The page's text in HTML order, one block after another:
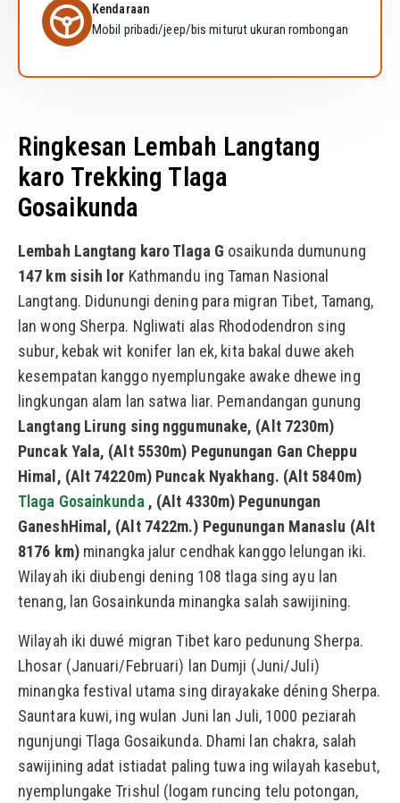
Kendaraan
Mobil pribadi/jeep/bis miturut ukuran rombongan
Ringkesan Lembah Langtang
karo Trekking Tlaga
Gosaikunda
Lembah Langtang karoTlaga G osaikunda dumunung
147 km sisih lor Kathmandu ing Taman Nasional
Langtang. Didunungi dening para migran Tibet, Tamang,
lan wong Sherpa. Ngliwati alas Rhododendron sing
subur, kebak wit konifer lan ek, kita bakal duwe akeh
kesempatan kanggo nyemplungake awake dhewe ing
lingkungan alam lan satwa liar. Pemandangan gunung
Langtang Lirung sing nggumunake, (Alt 7230m)
Puncak Yala, (Alt 5530m) Pegunungan Gan Cheppu
Himal, (Alt 74220m) Puncak Nyakhang. (Alt 5840m)
Tlaga Gosainkunda, (Alt 4330m) Pegunungan
GaneshHimal, (Alt 7422m.) Pegunungan Manaslu (Alt
8176 km)minangka jalur cendhak kanggo lelungan iki.
Wilayah iki diubengi dening 108 tlaga sing ayu lan
tenang, lan Gosainkunda minangka salah sawijining.
Wilayah iki duwé migran Tibet karo pedunung Sherpa.
Lhosar (Januari/Februari) lan Dumji (Juni/Juli)
minangka festival utama sing dirayakake déning Sherpa.
Sauntara kuwi, ing wulan Juni lan Juli, 1000 peziarah
ngunjungi Tlaga Gosaikunda. Dhami lan chakra, salah
sawijining adat istiadat paling tuwa ing wilayah kasebut,
nyemplungake Trishul (logam runcing telu potongan,